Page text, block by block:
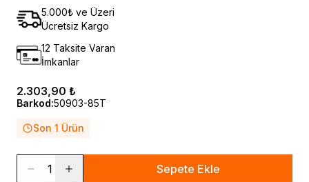
5.000₺ ve Üzeri
Ücretsiz Kargo
12 Taksite Varan
İmkanlar
2.303,90 ₺
Barkod:50903-85T
Son 1 Ürün
1 Sepete Ekle